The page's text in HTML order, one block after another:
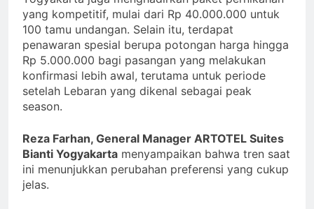
yang kompetitif, mulai dari Rp 40.000.000 untuk
100 tamu undangan. Selain itu, terdapat
penawaran spesial berupa potongan harga hingga
Rp 5.000.000 bagi pasangan yang melakukan
konfirmasi lebih awal, terutama untuk periode
setelah Lebaran yang dikenal sebagai peak
season.
Reza Farhan, General Manager ARTOTEL Suites
Bianti Yogyakarta menyampaikan bahwa tren saat
ini menunjukkan perubahan preferensi yang cukup
jelas.